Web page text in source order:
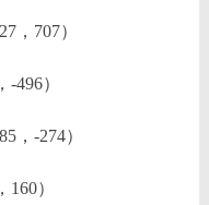
，707）
496）
，-274）
）